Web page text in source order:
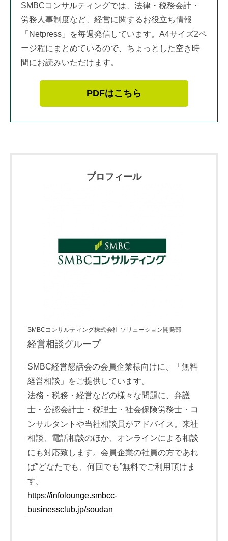
SMBCコンサルティングでは、法律・税務会計・
労務人事制度など、経営に関するお役立ち情報
「Netpress」を毎週発信しています。A4サイズ2ペ
ージ程にまとめているので、ちょっとした空き時
間にお読みいただけます。
PDFはこちら
プロフィール
SMBCコンサルティング株式会社 ソリューション開発部
経営相談グループ
SMBC経営懇話会の会員企業様向けに、「無料
経営相談」をご提供しています。
法務・税務・経営などの様々な問題に、弁護
士・公認会計士・税理士・社会保険労務士・コ
ンサルタントや当社相談員がアドバイス。来社
相談、電話相談のほか、オンラインによる相談
にも対応致します。会員企業の社員の方であれ
ば“どなたでも、何回でも”無料でご利用頂けま
す。
https://infolounge.smbcc-
businessclub.jp/soudan